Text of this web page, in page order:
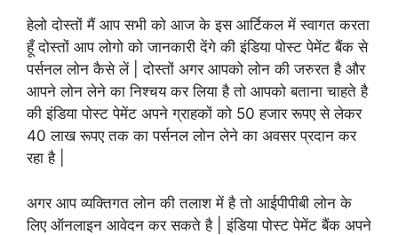
हेलो दोस्तों मैं आप सभी को आज के इस आर्टिकल में स्वागत करता
हूँ दोस्तों आप लोगो को जानकारी देंगे की इंडिया पोस्ट पेमेंट बैंक से
पर्सनल लोन कैसे लें | दोस्तों अगर आपको लोन की जरुरत है और
आपने लोन लेने का निश्चय कर लिया है तो आपको बताना चाहते है
की इंडिया पोस्ट पेमेंट अपने ग्राहकों को 50 हजार रूपए से लेकर
40 लाख रूपए तक का पर्सनल लोन लेने का अवसर प्रदान कर
रहा है |
अगर आप व्यक्तिगत लोन की तलाश में है तो आईपीपीबी लोन के
लिए ऑनलाइन आवेदन कर सकते है | इंडिया पोस्ट पेमेंट बैंक अपने